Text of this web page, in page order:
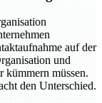
auf der
und
kümmern müssen.
den Unterschied.